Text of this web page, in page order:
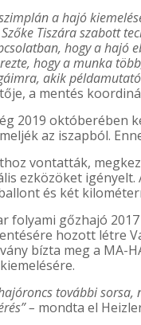
a hajó
Tiszára szabott
hogy a hajó
hogy a munka
akik
a mentés
2019 októberében
az iszapból.
vontatták,
ezközöket
és két
folyami gőzhajó
hozott létre
bízta meg a MA-
további
– mondta el